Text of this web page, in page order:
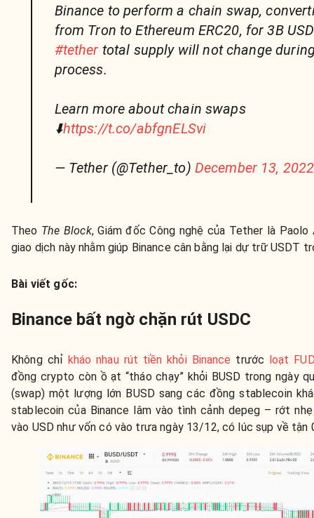
Binance to perform a chain swap,
from Tron to Ethereum ERC20, for 3B
#tether total supply will not change
process.
Learn more about chain swaps
⬇️https://t.co/abfgnELSvi
— Tether (@Tether_to) December 13, 2022
Theo The Block, Giám đốc Công nghệ của Tether là
giao dịch này nhằm giúp Binance cân bằng lại dự trữ USDT
Bài viết gốc:
Binance bất ngờ chặn rút USDC
Không chỉ kháo nhau rút tiền khỏi Binance trước loạt
đồng crypto còn ồ ạt “tháo chạy” khỏi BUSD trong ngày
(swap) một lượng lớn BUSD sang các đồng stablecoin
stablecoin của Binance lâm vào tình cảnh depeg – rớt
vào USD như vốn có vào trưa ngày 13/12, có lúc sụp về tận